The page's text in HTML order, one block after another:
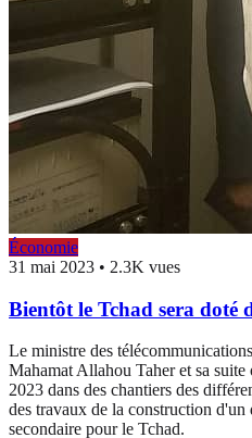
Économie
31 mai 2023 • 2.3K vues
Bientôt le Tchad sera doté
Le ministre des
Mahamat Allahou Taher et sa
2023 dans des chantiers des
des travaux de la construction d'un
secondaire pour le Tchad.